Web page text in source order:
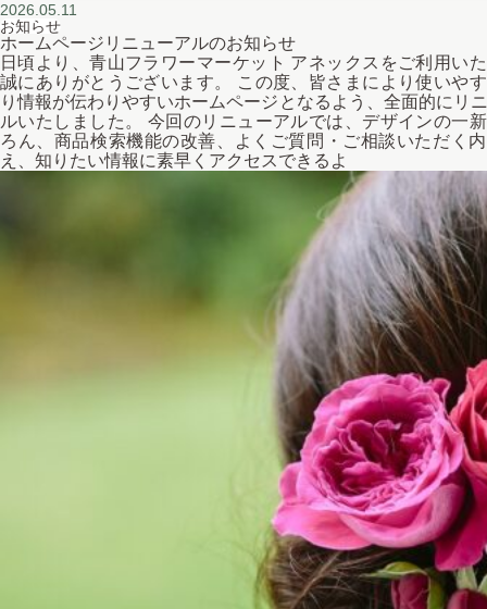
2026.05.11
お知らせ
ホームページリニューアルのお知らせ
日頃より、青山フラワーマーケット アネックスをご利用い
誠にありがとうございます。 この度、皆さまにより使いや
り情報が伝わりやすいホームページとなるよう、全面的にリ
ルいたしました。 今回のリニューアルでは、デザインの一
ろん、商品検索機能の改善、よくご質問・ご相談いただく
え、知りたい情報に素早くアクセスできるよ